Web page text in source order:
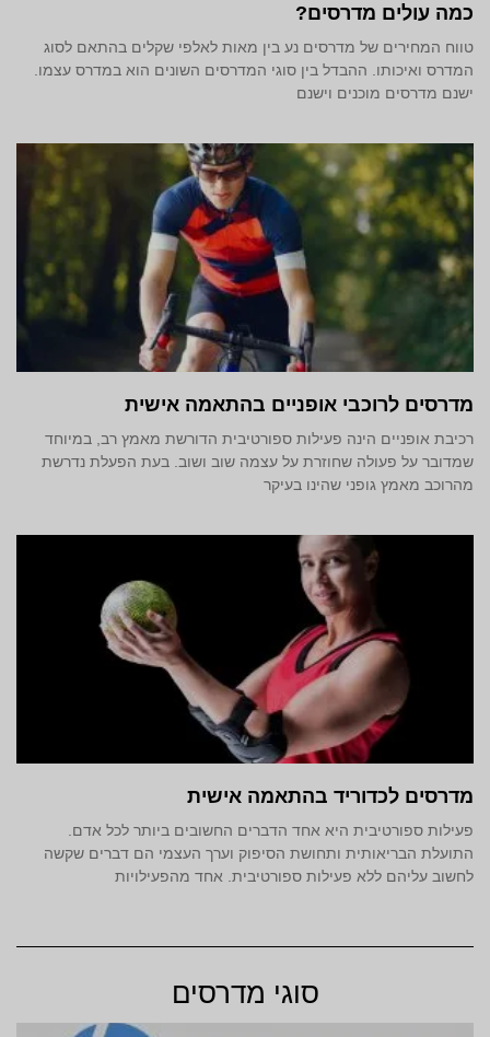
כמה עולים מדרסים?
טווח המחירים של מדרסים נע בין מאות לאלפי שקלים בהתאם לסוג
המדרס ואיכותו. ההבדל בין סוגי המדרסים השונים הוא במדרס עצמו.
ישנם מדרסים מוכנים וישנם
מדרסים לרוכבי אופניים בהתאמה אישית
רכיבת אופניים הינה פעילות ספורטיבית הדורשת מאמץ רב, במיוחד
שמדובר על פעולה שחוזרת על עצמה שוב ושוב. בעת הפעלת נדרשת
מהרוכב מאמץ גופני שהינו בעיקר
מדרסים לכדוריד בהתאמה אישית
פעילות ספורטיבית היא אחד הדברים החשובים ביותר לכל אדם.
התועלת הבריאותית ותחושת הסיפוק וערך העצמי הם דברים שקשה
לחשוב עליהם ללא פעילות ספורטיבית. אחד מהפעילויות
סוגי מדרסים